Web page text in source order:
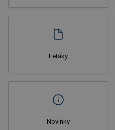
Letáky
Novinky